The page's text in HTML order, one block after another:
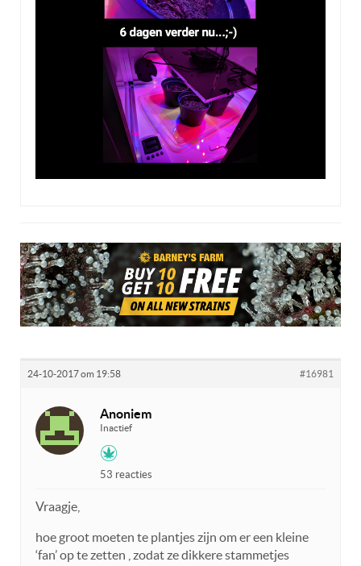
24-10-2017 om 19:58 #16981
Anoniem
Inactief
53 reacties
Vraagje,
hoe groot moeten te plantjes zijn om er een kleine
‘fan’ op te zetten , zodat ze dikkere stammetjes